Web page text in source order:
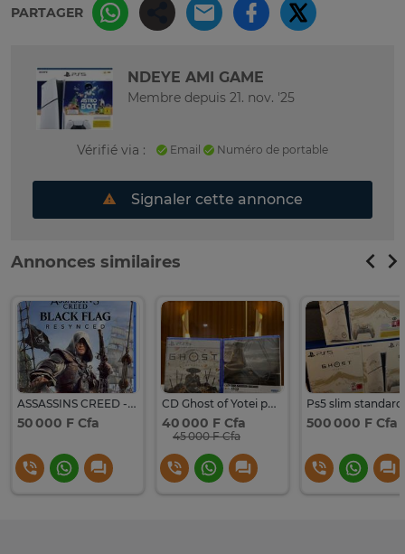
PARTAGER
NDEYE AMI GAME
Membre depuis 21. nov. '25
Vérifié via : Email Numéro de portable
Signaler cette annonce
Annonces similaires
ASSASSINS CREED - BLACK FLAG RESYNCED ps5
50 000 F Cfa
CD Ghost of Yotei pour PS5
40 000 F Cfa
45 000 F Cfa
500 000 F Cfa